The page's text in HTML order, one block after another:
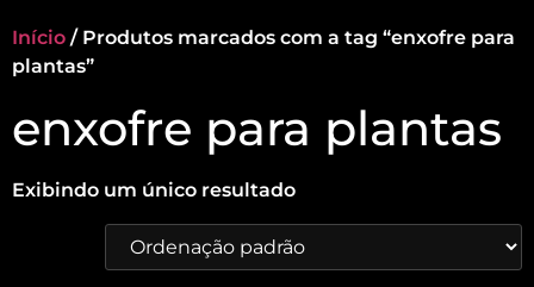
Início / Produtos marcados com a tag “enxofre para
plantas”
enxofre para plantas
Exibindo um único resultado